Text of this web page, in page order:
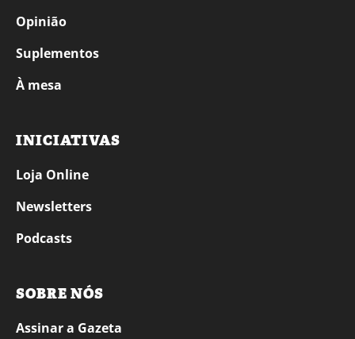
Opinião
Suplementos
À mesa
INICIATIVAS
Loja Online
Newsletters
Podcasts
SOBRE NÓS
Assinar a Gazeta